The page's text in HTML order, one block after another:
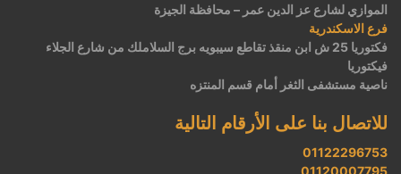
الموازي لشارع عز الدين عمر – محافظة الجيزة
فرع الاسكندرية
فكتوريا 25 ش ابن منقذ تقاطع سيبويه برج السلاملك من شارع الجلاء
فيكتوريا
ناصية مستشفى الثغر أمام قسم المنتزه
للاتصال بنا على الأرقام التالية
01122296753